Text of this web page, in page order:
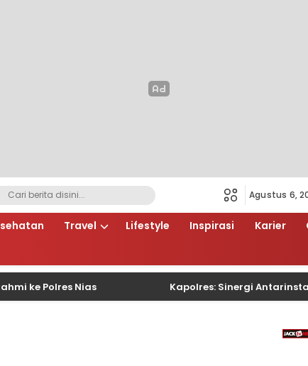
Agustus 6,
Travel Lifestyle Inspirasi Karier
Nias Kapolres: Sinergi Antarinstansi